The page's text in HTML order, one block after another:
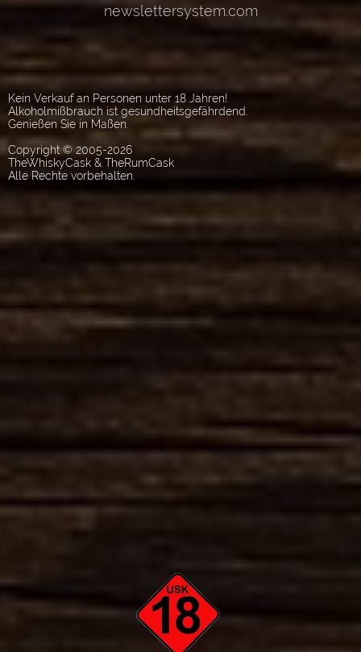
Kein Verkauf an Personen unter 18 Jahren!
Alkoholmißbrauch ist gesundheitsgefährdend.
Genießen Sie in Maßen.
Copyright © 2005-2026
TheWhiskyCask & TheRumCask
Alle Rechte vorbehalten.